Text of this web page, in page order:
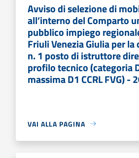
Avviso di selezione di
all’interno del Comparto
pubblico impiego
Friuli Venezia Giulia per
n. 1 posto di istruttore
profilo tecnico (categoria
massima D1 CCRL FVG) -
VAI ALLA PAGINA